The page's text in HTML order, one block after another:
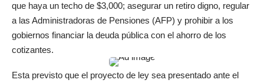
que haya un techo de $3,000; asegurar un retiro digno, regular
a las Administradoras de Pensiones (AFP) y prohibir a los
gobiernos financiar la deuda pública con el ahorro de los
cotizantes.
Esta previsto que el proyecto de ley sea presentado ante el